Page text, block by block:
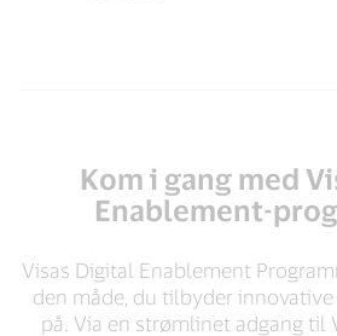
Kom i gang med
Enablement-
Visas Digital Enablement
den måde, du tilbyder
på. Via en strømlinet adgang til